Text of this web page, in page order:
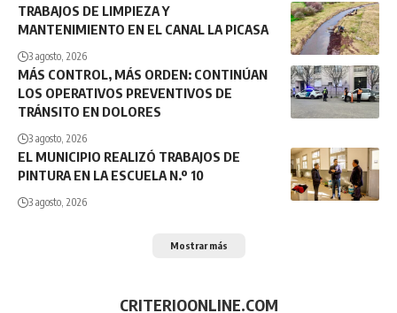
TRABAJOS DE LIMPIEZA Y
MANTENIMIENTO EN EL CANAL LA PICASA
3 agosto, 2026
MÁS CONTROL, MÁS ORDEN: CONTINÚAN
LOS OPERATIVOS PREVENTIVOS DE
TRÁNSITO EN DOLORES
3 agosto, 2026
EL MUNICIPIO REALIZÓ TRABAJOS DE
PINTURA EN LA ESCUELA N.º 10
3 agosto, 2026
Mostrar más
CRITERIOONLINE.COM